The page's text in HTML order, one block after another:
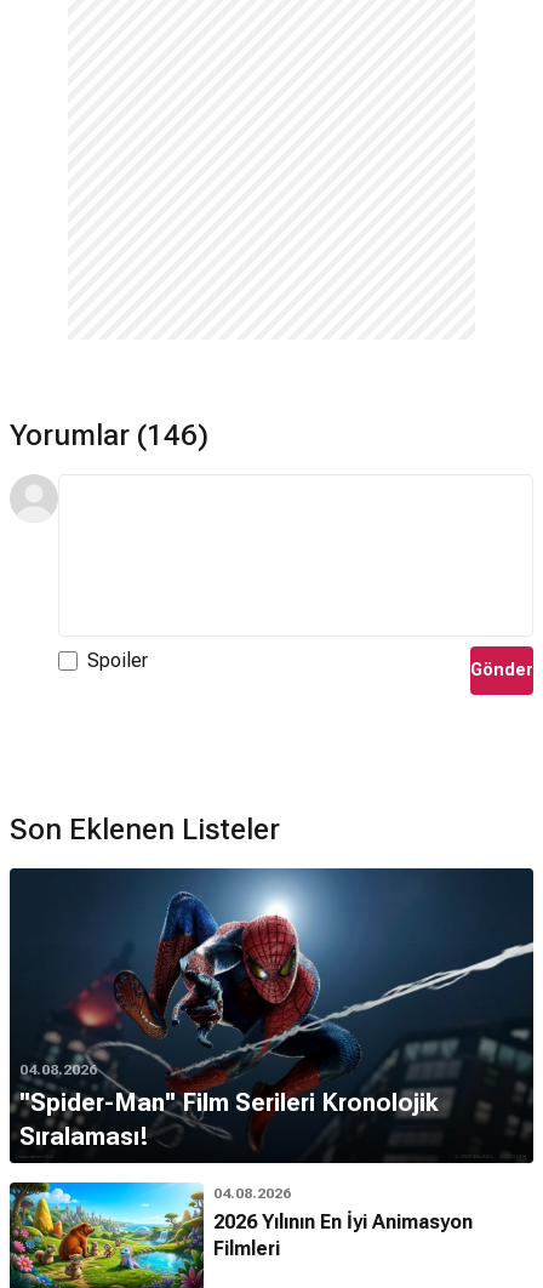
Yorumlar (146)
Spoiler Gönder
Son Eklenen Listeler
04.08.2026
''Spider-Man'' Film Serileri Kronolojik
Sıralaması!
04.08.2026
2026 Yılının En İyi Animasyon
Filmleri